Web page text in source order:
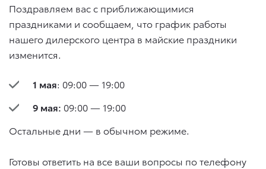
Поздравляем вас с приближающимися
праздниками и сообщаем, что график работы
нашего дилерского центра в майские праздники
изменится.
1 мая: 09:00 — 19:00
9 мая: 09:00 — 19:00
Остальные дни — в обычном режиме.
Готовы ответить на все ваши вопросы по телефону